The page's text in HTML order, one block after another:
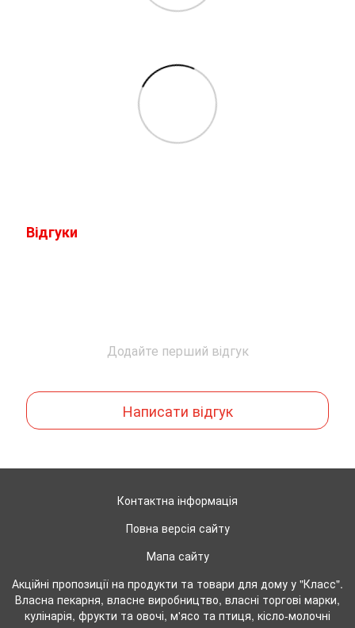
Відгуки
Додайте перший відгук
Написати відгук
Контактна інформація
Повна версія сайту
Мапа сайту
Акційні пропозиції на продукти та товари для дому у "Класс".
Власна пекарня, власне виробництво, власні торгові марки,
кулінарія, фрукти та овочі, м'ясо та птиця, кісло-молочні